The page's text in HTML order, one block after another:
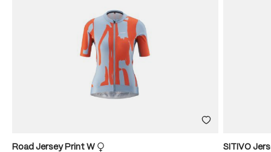
Road Jersey Print W
SITIVO